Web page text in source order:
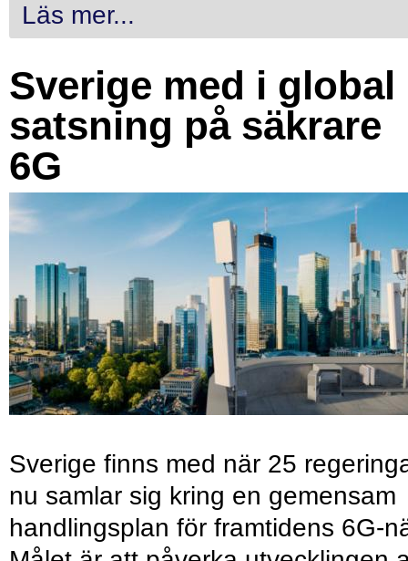
Läs mer...
Sverige med i global
satsning på säkrare
6G
Sverige finns med när 25
nu samlar sig kring en gemensam
handlingsplan för framtidens 6G-